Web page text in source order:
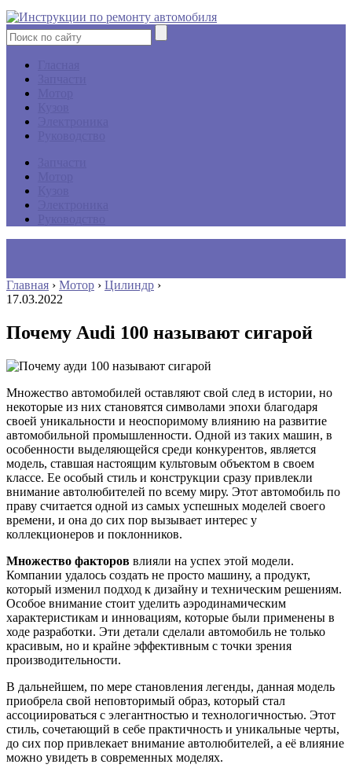
Главная › Мотор › Цилиндр ›
17.03.2022
Почему Audi 100 называют сигарой
Множество автомобилей оставляют свой след в истории, но
некоторые из них становятся символами эпохи благодаря
своей уникальности и неоспоримому влиянию на развитие
автомобильной промышленности. Одной из таких машин, в
особенности выделяющейся среди конкурентов, является
модель, ставшая настоящим культовым объектом в своем
классе. Ее особый стиль и конструкции сразу привлекли
внимание автолюбителей по всему миру. Этот автомобиль по
праву считается одной из самых успешных моделей своего
времени, и она до сих пор вызывает интерес у
коллекционеров и поклонников.
Множество факторов влияли на успех этой модели.
Компании удалось создать не просто машину, а продукт,
который изменил подход к дизайну и техническим решениям.
Особое внимание стоит уделить аэродинамическим
характеристикам и инновациям, которые были применены в
ходе разработки. Эти детали сделали автомобиль не только
красивым, но и крайне эффективным с точки зрения
производительности.
В дальнейшем, по мере становления легенды, данная модель
приобрела свой неповторимый образ, который стал
ассоциироваться с элегантностью и технологичностью. Этот
стиль, сочетающий в себе практичность и уникальные черты,
до сих пор привлекает внимание автолюбителей, а её влияние
можно увидеть в современных моделях.